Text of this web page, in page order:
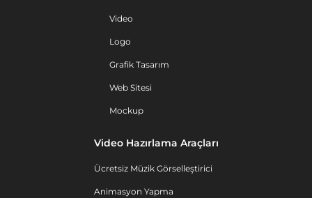
Video
Logo
Grafik Tasarım
Web Sitesi
Mockup
Video Hazırlama Araçları
Ücretsiz Müzik Görselleştirici
Animasyon Yapma